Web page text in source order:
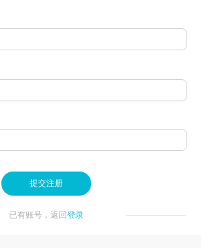
提交注册
已有账号，返回登录